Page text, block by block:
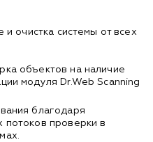
очистка системы от всех
объектов на наличие
модуля Dr.Web Scanning
благодаря
потоков проверки в